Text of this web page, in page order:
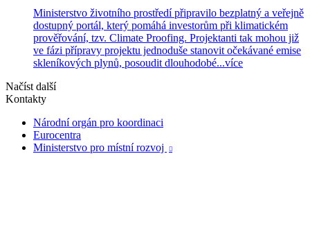
Ministerstvo životního prostředí připravilo bezplatný a veřejně
dostupný portál, který pomáhá investorům při klimatickém
prověřování, tzv. Climate Proofing. Projektanti tak mohou již
ve fázi přípravy projektu jednoduše stanovit očekávané emise
skleníkových plynů, posoudit dlouhodobé...více
Načíst další
Kontakty
Národní orgán pro koordinaci
Eurocentra
Ministerstvo pro místní rozvoj
